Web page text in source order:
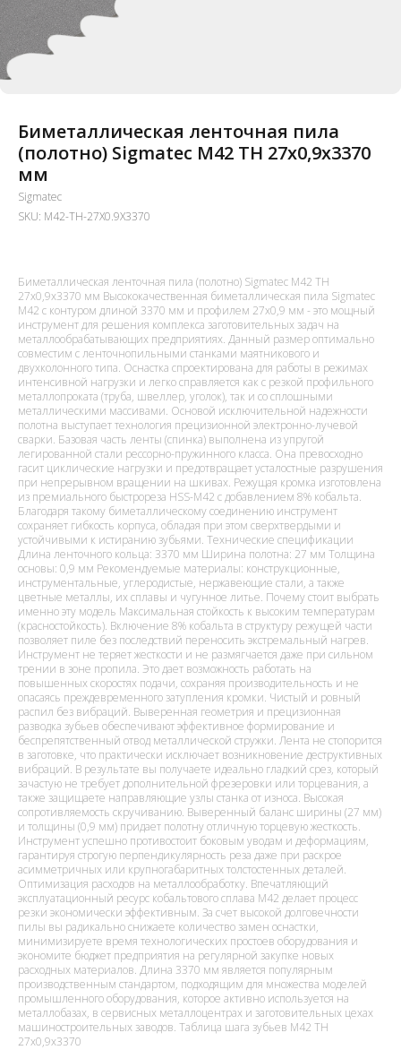
Биметаллическая ленточная пила
(полотно) Sigmatec M42 TH 27х0,9x3370
мм
Sigmatec
SKU: M42-TH-27X0.9X3370
Биметаллическая ленточная пила (полотно) Sigmatec M42 TH
27х0,9x3370 мм Высококачественная биметаллическая пила Sigmatec
M42 с контуром длиной 3370 мм и профилем 27x0,9 мм - это мощный
инструмент для решения комплекса заготовительных задач на
металлообрабатывающих предприятиях. Данный размер оптимально
совместим с ленточнопильными станками маятникового и
двухколонного типа. Оснастка спроектирована для работы в режимах
интенсивной нагрузки и легко справляется как с резкой профильного
металлопроката (труба, швеллер, уголок), так и со сплошными
металлическими массивами. Основой исключительной надежности
полотна выступает технология прецизионной электронно-лучевой
сварки. Базовая часть ленты (спинка) выполнена из упругой
легированной стали рессорно-пружинного класса. Она превосходно
гасит циклические нагрузки и предотвращает усталостные разрушения
при непрерывном вращении на шкивах. Режущая кромка изготовлена
из премиального быстрореза HSS-M42 с добавлением 8% кобальта.
Благодаря такому биметаллическому соединению инструмент
сохраняет гибкость корпуса, обладая при этом сверхтвердыми и
устойчивыми к истиранию зубьями. Технические спецификации
Длина ленточного кольца: 3370 мм Ширина полотна: 27 мм Толщина
основы: 0,9 мм Рекомендуемые материалы: конструкционные,
инструментальные, углеродистые, нержавеющие стали, а также
цветные металлы, их сплавы и чугунное литье. Почему стоит выбрать
именно эту модель Максимальная стойкость к высоким температурам
(красностойкость). Включение 8% кобальта в структуру режущей части
позволяет пиле без последствий переносить экстремальный нагрев.
Инструмент не теряет жесткости и не размягчается даже при сильном
трении в зоне пропила. Это дает возможность работать на
повышенных скоростях подачи, сохраняя производительность и не
опасаясь преждевременного затупления кромки. Чистый и ровный
распил без вибраций. Выверенная геометрия и прецизионная
разводка зубьев обеспечивают эффективное формирование и
беспрепятственный отвод металлической стружки. Лента не стопорится
в заготовке, что практически исключает возникновение деструктивных
вибраций. В результате вы получаете идеально гладкий срез, который
зачастую не требует дополнительной фрезеровки или торцевания, а
также защищаете направляющие узлы станка от износа. Высокая
сопротивляемость скручиванию. Выверенный баланс ширины (27 мм)
и толщины (0,9 мм) придает полотну отличную торцевую жесткость.
Инструмент успешно противостоит боковым уводам и деформациям,
гарантируя строгую перпендикулярность реза даже при раскрое
асимметричных или крупногабаритных толстостенных деталей.
Оптимизация расходов на металлообработку. Впечатляющий
эксплуатационный ресурс кобальтового сплава M42 делает процесс
резки экономически эффективным. За счет высокой долговечности
пилы вы радикально снижаете количество замен оснастки,
минимизируете время технологических простоев оборудования и
экономите бюджет предприятия на регулярной закупке новых
расходных материалов. Длина 3370 мм является популярным
производственным стандартом, подходящим для множества моделей
промышленного оборудования, которое активно используется на
металлобазах, в сервисных металлоцентрах и заготовительных цехах
машиностроительных заводов. Таблица шага зубьев M42 TH
27x0,9x3370